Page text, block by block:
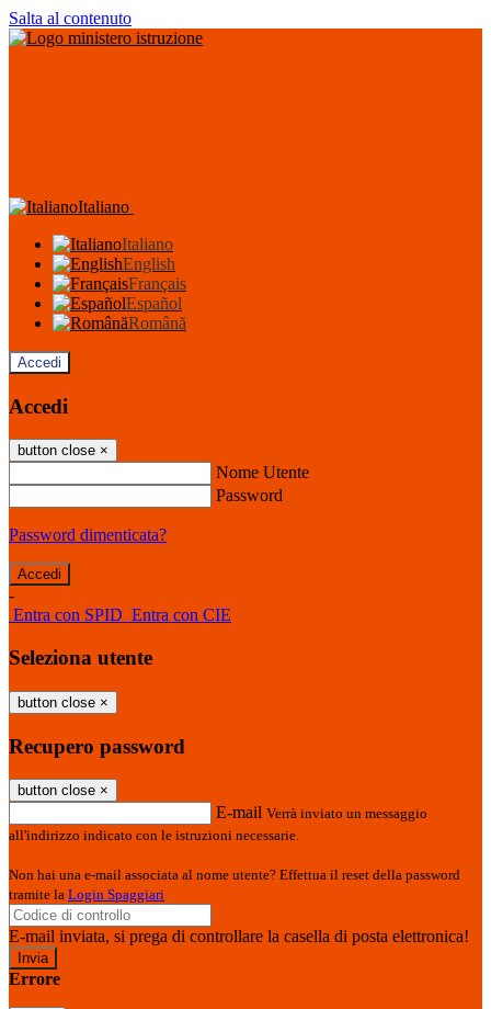
Salta al contenuto
Italiano
Italiano
English
Français
Español
Română
Accedi
Accedi
button close ×
Nome Utente
Password
Password dimenticata?
-
Entra con SPID Entra con CIE
Seleziona utente
button close ×
Recupero password
button close ×
E-mail Verrà inviato un messaggio
all'indirizzo indicato con le istruzioni necessarie.
Non hai una e-mail associata al nome utente? Effettua il reset della password
tramite la Login Spaggiari
E-mail inviata, si prega di controllare la casella di posta elettronica!
Errore